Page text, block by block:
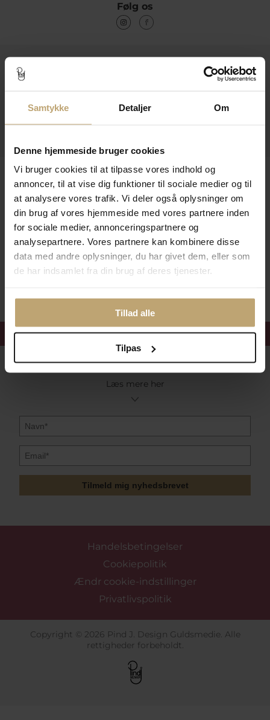
Samtykke Detaljer Om
Denne hjemmeside bruger cookies
Vi bruger cookies til at tilpasse vores indhold og
annoncer, til at vise dig funktioner til sociale medier og til
at analysere vores trafik. Vi deler også oplysninger om
din brug af vores hjemmeside med vores partnere inden
for sociale medier, annonceringspartnere og
analysepartnere. Vores partnere kan kombinere disse
data med andre oplysninger, du har givet dem, eller som
de har indsamlet fra din brug af deres tjenester.
Tillad alle
Tilpas
Følg os
Kontakt
Information
Leveringsmuligheder
Betalingsmuligheder
Sikker Og Tryg E-Handel
Få 15%velkomstrabat
Følg med i vores nyhedsbrev
Læs mere her
Tilmeld mig nyhedsbrevet
Handelsbetingelser
Cookiepolitik
Ændr cookie-indstillinger
Privatlivspolitik
Copyright © 2026 Pind J. Design Guldsmedie. Alle
rettigheder forbeholdt.